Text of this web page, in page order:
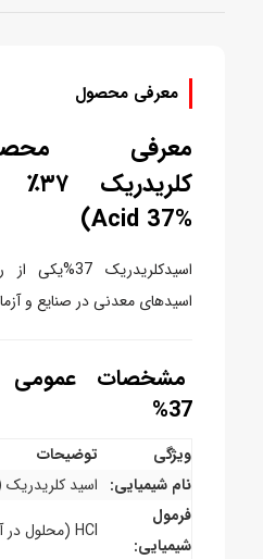
معرفی محصول
معرفی
کلریدریک
Acid 37%)
اسیدکلریدریک
اسیدهای معدنی در صنایع و
مشخصات عمومی
37%
ویژگی
توضیحات
نام شیمیایی: اسید
فرمول
شیمیایی:
HCl (محلول در آب)